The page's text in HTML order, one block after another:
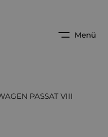
Menü
PASSAT VIII